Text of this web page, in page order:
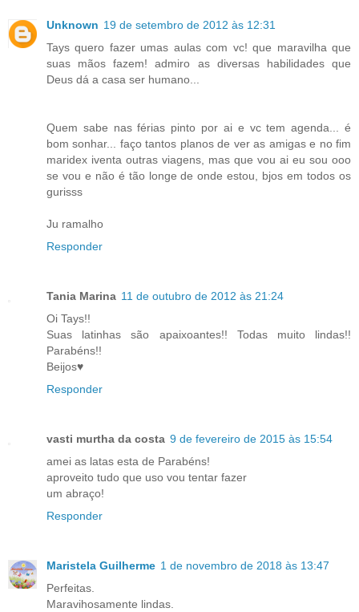
Unknown 19 de setembro de 2012 às 12:31
Tays quero fazer umas aulas com vc! que maravilha que
suas mãos fazem! admiro as diversas habilidades que
Deus dá a casa ser humano...
Quem sabe nas férias pinto por ai e vc tem agenda... é
bom sonhar... faço tantos planos de ver as amigas e no fim
maridex iventa outras viagens, mas que vou ai eu sou ooo
se vou e não é tão longe de onde estou, bjos em todos os
gurisss
Ju ramalho
Responder
Tania Marina 11 de outubro de 2012 às 21:24
Oi Tays!!
Suas latinhas são apaixoantes!! Todas muito lindas!!
Parabéns!!
Beijos♥
Responder
vasti murtha da costa 9 de fevereiro de 2015 às 15:54
amei as latas esta de Parabéns!
aproveito tudo que uso vou tentar fazer
um abraço!
Responder
Maristela Guilherme 1 de novembro de 2018 às 13:47
Perfeitas.
Maravihosamente lindas.